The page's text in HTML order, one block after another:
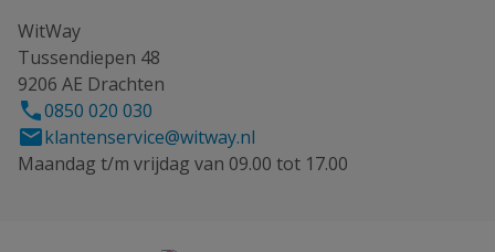
WitWay
Tussendiepen 48
9206 AE Drachten
0850 020 030
klantenservice@witway.nl
Maandag t/m vrijdag van 09.00 tot 17.00